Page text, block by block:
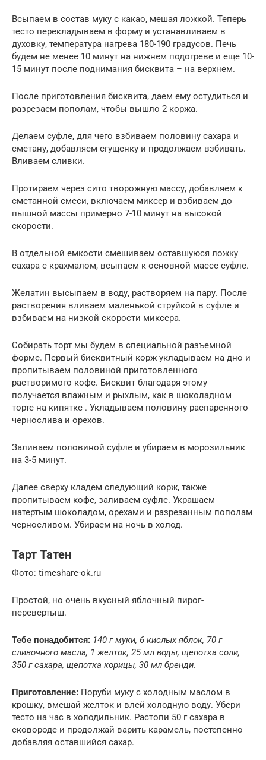
Всыпаем в состав муку с какао, мешая ложкой. Теперь
тесто перекладываем в форму и устанавливаем в
духовку, температура нагрева 180-190 градусов. Печь
будем не менее 10 минут на нижнем подогреве и еще 10-
15 минут после поднимания бисквита – на верхнем.
После приготовления бисквита, даем ему остудиться и
разрезаем пополам, чтобы вышло 2 коржа.
Делаем суфле, для чего взбиваем половину сахара и
сметану, добавляем сгущенку и продолжаем взбивать.
Вливаем сливки.
Протираем через сито творожную массу, добавляем к
сметанной смеси, включаем миксер и взбиваем до
пышной массы примерно 7-10 минут на высокой
скорости.
В отдельной емкости смешиваем оставшуюся ложку
сахара с крахмалом, всыпаем к основной массе суфле.
Желатин высыпаем в воду, растворяем на пару. После
растворения вливаем маленькой струйкой в суфле и
взбиваем на низкой скорости миксера.
Собирать торт мы будем в специальной разъемной
форме. Первый бисквитный корж укладываем на дно и
пропитываем половиной приготовленного
растворимого кофе. Бисквит благодаря этому
получается влажным и рыхлым, как в шоколадном
торте на кипятке . Укладываем половину распаренного
чернослива и орехов.
Заливаем половиной суфле и убираем в морозильник
на 3-5 минут.
Далее сверху кладем следующий корж, также
пропитываем кофе, заливаем суфле. Украшаем
натертым шоколадом, орехами и разрезанным пополам
черносливом. Убираем на ночь в холод.
Тарт Татен
Фото: timeshare-ok.ru
Простой, но очень вкусный яблочный пирог-
перевертыш.
Тебе понадобится: 140 г муки, 6 кислых яблок, 70 г
сливочного масла, 1 желток, 25 мл воды, щепотка соли,
350 г сахара, щепотка корицы, 30 мл бренди.
Приготовление: Поруби муку с холодным маслом в
крошку, вмешай желток и влей холодную воду. Убери
тесто на час в холодильник. Растопи 50 г сахара в
сковороде и продолжай варить карамель, постепенно
добавляя оставшийся сахар.